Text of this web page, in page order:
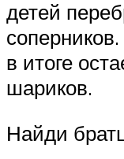
детей
в итоге
шариков.
Найди